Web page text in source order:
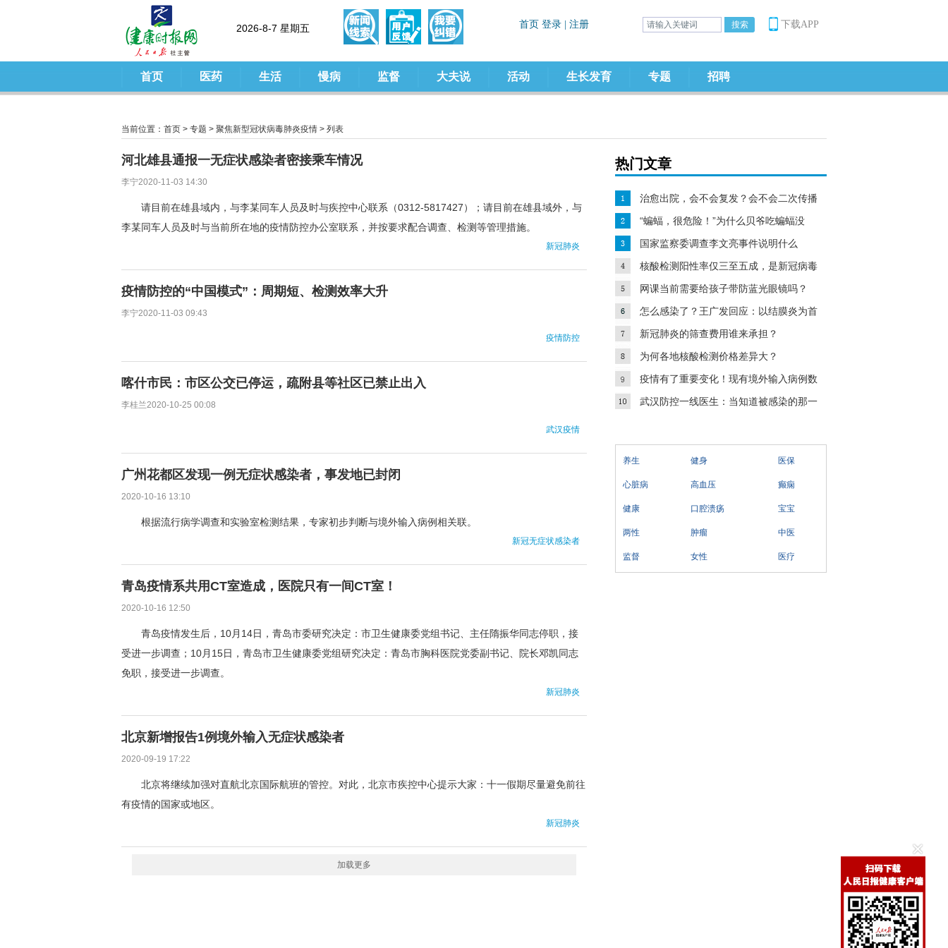
2026-8-7 星期五 下载APP
首页 医药 生活 慢病 监督 大夫说 活动 生长发育 专题 招聘
当前位置： 首页 > 专题 > 聚焦新型冠状病毒肺炎疫情 > 列表
河北雄县通报一无症状感染者密接乘车情况
李宁2020-11-03 14:30
请目前在雄县域内，与李某同车人员及时与疾控中心联系（0312-5817427）；请目前在雄县域外，与
李某同车人员及时与当前所在地的疫情防控办公室联系，并按要求配合调查、检测等管理措施。
新冠肺炎
疫情防控的“中国模式”：周期短、检测效率大升
李宁2020-11-03 09:43
疫情防控
喀什市民：市区公交已停运，疏附县等社区已禁止出入
李桂兰2020-10-25 00:08
武汉疫情
广州花都区发现一例无症状感染者，事发地已封闭
2020-10-16 13:10
根据流行病学调查和实验室检测结果，专家初步判断与境外输入病例相关联。
新冠无症状感染者
青岛疫情系共用CT室造成，医院只有一间CT室！
2020-10-16 12:50
青岛疫情发生后，10月14日，青岛市委研究决定：市卫生健康委党组书记、主任隋振华同志停职，接
受进一步调查；10月15日，青岛市卫生健康委党组研究决定：青岛市胸科医院党委副书记、院长邓凯同志
免职，接受进一步调查。
新冠肺炎
北京新增报告1例境外输入无症状感染者
2020-09-19 17:22
北京将继续加强对直航北京国际航班的管控。对此，北京市疾控中心提示大家：十一假期尽量避免前往
有疫情的国家或地区。
新冠肺炎
加载更多
热门文章
治愈出院，会不会复发？会不会二次传播
“蝙蝠，很危险！”为什么贝爷吃蝙蝠没
国家监察委调查李文亮事件说明什么
核酸检测阳性率仅三至五成，是新冠病毒
​网课当前需要给孩子带防蓝光眼镜吗？
怎么感染了？王广发回应：以结膜炎为首
新冠肺炎的筛查费用谁来承担？
为何各地核酸检测价格差异大？
疫情有了重要变化！现有境外输入病例数
武汉防控一线医生：当知道被感染的那一
养生 健身 医保
心脏病 高血压 癫痫
健康 口腔溃疡 宝宝
两性 肿瘤 中医
监督 女性 医疗